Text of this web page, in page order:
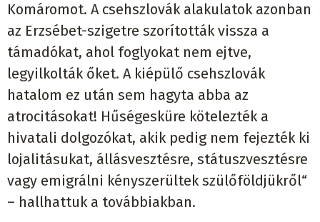
Komáromot. A csehszlovák alakulatok azonban
az Erzsébet-szigetre szorították vissza a
támadókat, ahol foglyokat nem ejtve,
legyilkolták őket. A kiépülő csehszlovák
hatalom ez után sem hagyta abba az
atrocitásokat! Hűségesküre kötelezték a
hivatali dolgozókat, akik pedig nem fejezték ki
lojalitásukat, állásvesztésre, státuszvesztésre
vagy emigrálni kényszerültek szülőföldjükről“
– hallhattuk a továbbiakban.